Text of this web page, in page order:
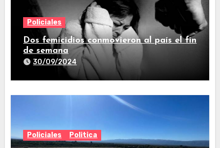
Policiales
Dos femicidios conmovieron al país el fin
de semana
30/09/2024
Policiales Politica